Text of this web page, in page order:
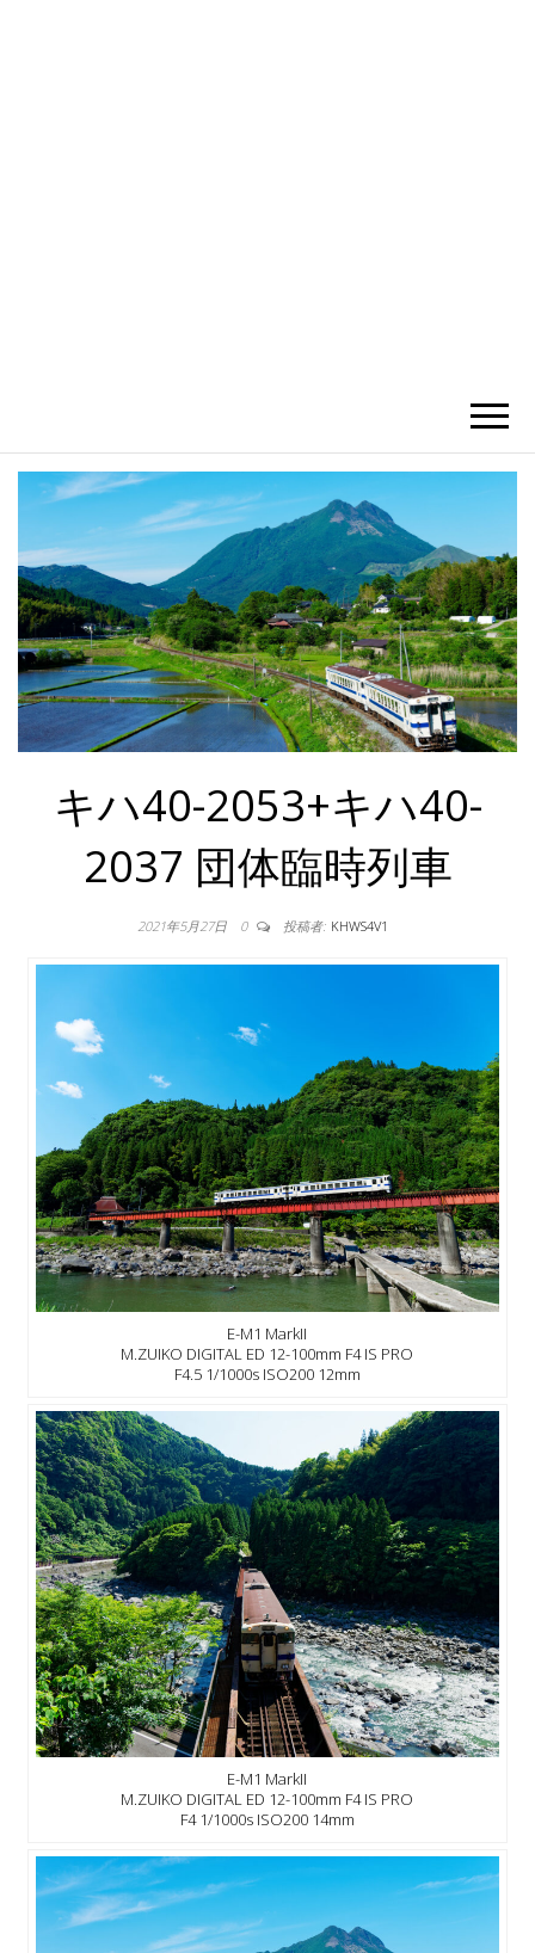
キハ40-2053+キハ40-
2037 団体臨時列車
2021年5月27日 0 投稿者: KHWS4V1
E-M1 MarkII
M.ZUIKO DIGITAL ED 12-100mm F4 IS PRO
F4.5 1/1000s ISO200 12mm
E-M1 MarkII
M.ZUIKO DIGITAL ED 12-100mm F4 IS PRO
F4 1/1000s ISO200 14mm